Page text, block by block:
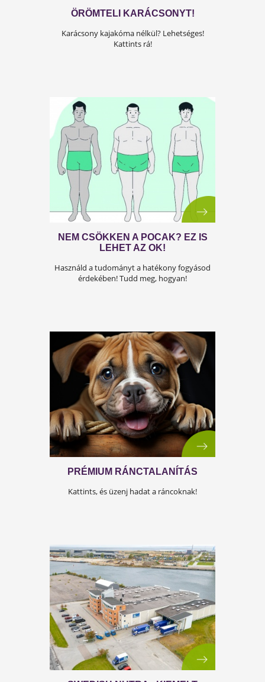
ÖRÖMTELI KARÁCSONYT!
Karácsony kajakóma nélkül? Lehetséges!
Kattints rá!
NEM CSÖKKEN A POCAK? EZ IS
LEHET AZ OK!
Használd a tudományt a hatékony fogyásod
érdekében! Tudd meg, hogyan!